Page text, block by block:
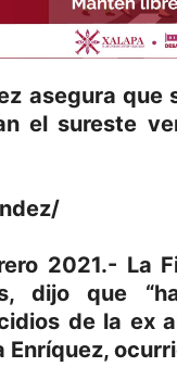
asegura
el sureste
2021.- La
dijo que
de la ex
Enríquez,